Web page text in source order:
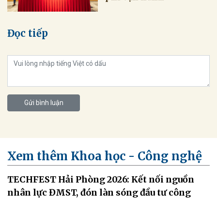
Đọc tiếp
Gửi bình luận
Xem thêm Khoa học - Công nghệ
TECHFEST Hải Phòng 2026: Kết nối nguồn
nhân lực ĐMST, đón làn sóng đầu tư công